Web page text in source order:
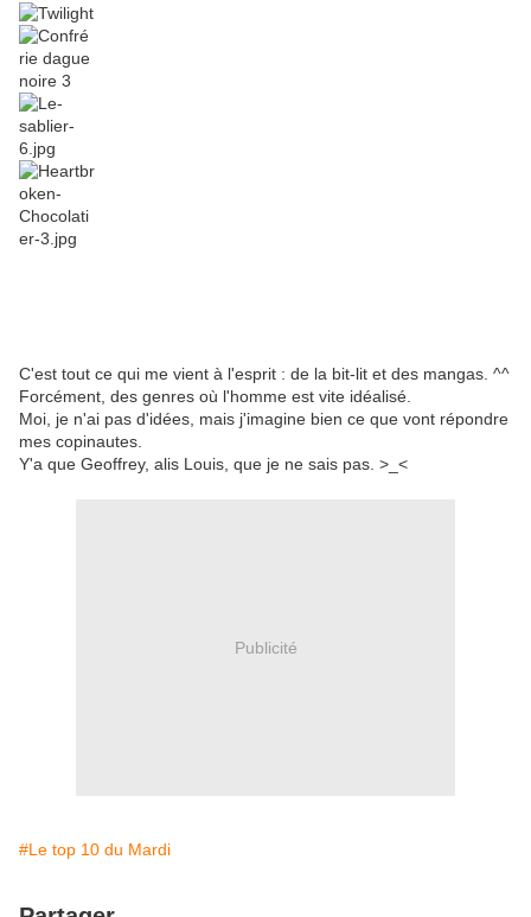
C'est tout ce qui me vient à l'esprit : de la bit-lit et des mangas. ^^
Forcément, des genres où l'homme est vite idéalisé.
Moi, je n'ai pas d'idées, mais j'imagine bien ce que vont répondre
mes copinautes.
Y'a que Geoffrey, alis Louis, que je ne sais pas. >_<
Publicité
#Le top 10 du Mardi